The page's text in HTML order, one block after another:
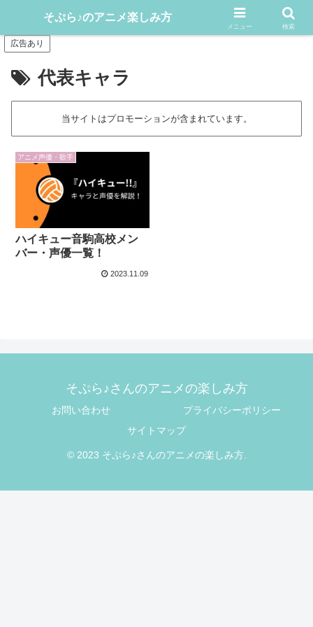
アニメや漫画をどんどん楽しむ情報発信サイト
広告あり
代表キャラ
当サイトはプロモーションが含まれています。
アニメ声優・歌手
ハイキュー音駒高校メン
バー・声優一覧！
2023.11.09
そぷら♪さんのアニメの楽しみ方
お問い合わせ
プライバシーポリシー
サイトマップ
© 2023 そぷら♪さんのアニメの楽しみ方.
そぷら♪のアニメ楽しみ方
メニュー 検索